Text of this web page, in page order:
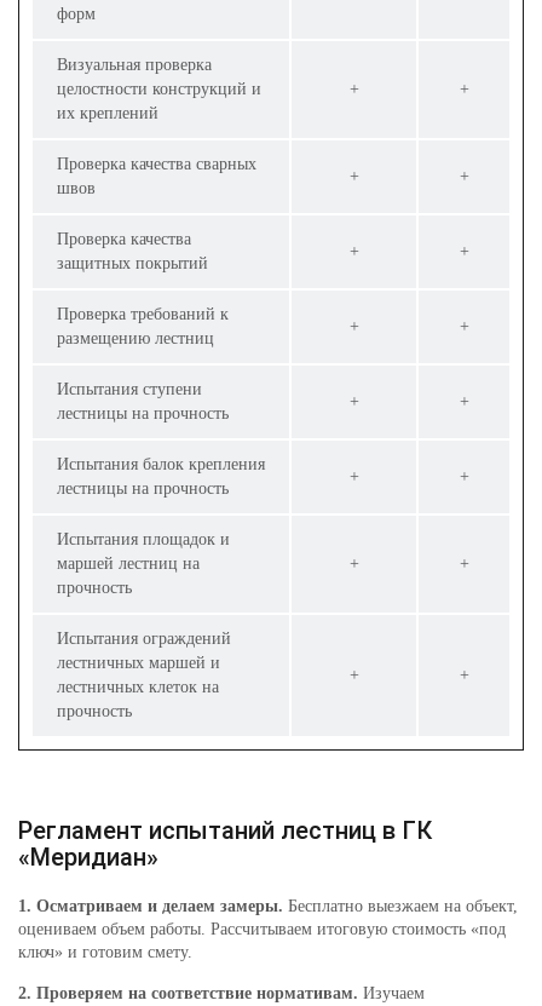
форм
Визуальная проверка
целостности конструкций и
их креплений
+ +
Проверка качества сварных
швов
+ +
Проверка качества
защитных покрытий
+ +
Проверка требований к
размещению лестниц
+ +
Испытания ступени
лестницы на прочность
+ +
Испытания балок крепления
лестницы на прочность
+ +
Испытания площадок и
маршей лестниц на
прочность
+ +
Испытания ограждений
лестничных маршей и
лестничных клеток на
прочность
+ +
Регламент испытаний лестниц в ГК
«Меридиан»
1. Осматриваем и делаем замеры. Бесплатно выезжаем на объект,
оцениваем объем работы. Рассчитываем итоговую стоимость «под
ключ» и готовим смету.
2. Проверяем на соответствие нормативам. Изучаем